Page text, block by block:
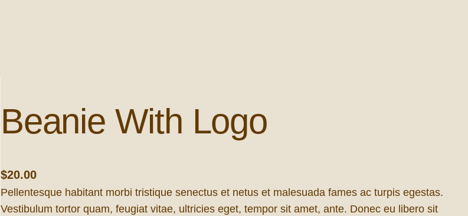
Beanie With Logo
$20.00
Pellentesque habitant morbi tristique senectus et netus et malesuada fames ac turpis egestas.
Vestibulum tortor quam, feugiat vitae, ultricies eget, tempor sit amet, ante. Donec eu libero sit